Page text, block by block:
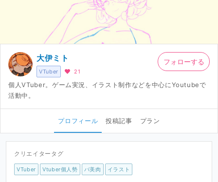
VTuber
大伊ミト
21
個人VTuber。ゲーム実況、イラスト制作などを中心にYoutubeで
活動中。
フォローする
プロフィール 投稿記事 プラン
クリエイタータグ
VTuber Vtuber個人勢 バ美肉 イラスト